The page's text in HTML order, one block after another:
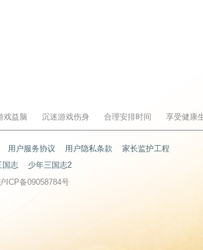
戏益脑 沉迷游戏伤身 合理安排时间 享受健康
用户服务协议 用户隐私条款
家长监护工程
国志
少年三国志2
ICP备09058784号